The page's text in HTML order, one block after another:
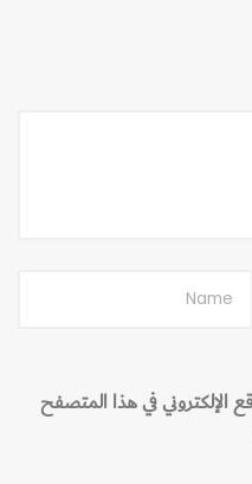
الإلكتروني في هذا المتصفح